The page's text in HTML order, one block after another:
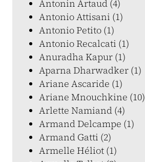
Antonin Artaud (4)
Antonio Attisani (1)
Antonio Petito (1)
Antonio Recalcati (1)
Anuradha Kapur (1)
Aparna Dharwadker (1)
Ariane Ascaride (1)
Ariane Mnouchkine (10)
Arlette Namiand (4)
Armand Delcampe (1)
Armand Gatti (2)
Armelle Héliot (1)